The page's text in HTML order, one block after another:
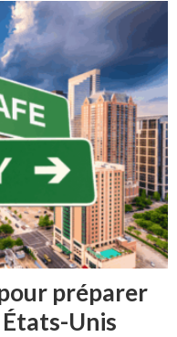
pour préparer
Unis